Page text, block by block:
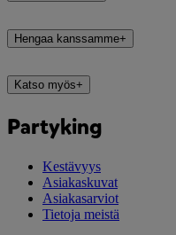
Hengaa kanssamme+
Katso myös+
Partyking
Kestävyys
Asiakaskuvat
Asiakasarviot
Tietoja meistä